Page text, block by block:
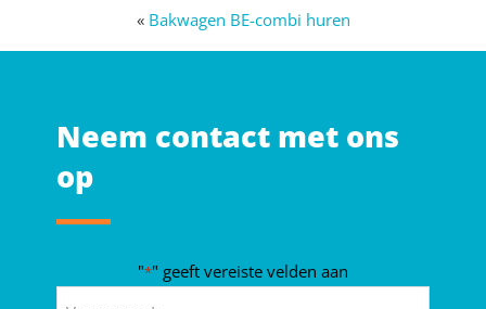
« Bakwagen BE-combi huren
Neem contact met ons
op
"*" geeft vereiste velden aan